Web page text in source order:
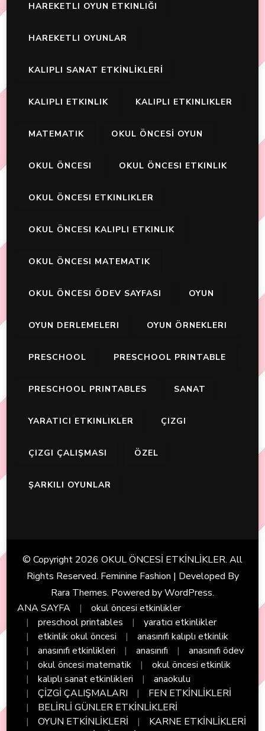
HAREKETLI OYUN ETKINLIĞI
HAREKETLI OYUNLAR
KALIPLI SANAT ETKİNLİKLERİ
KALIPLI ETKINLIK KALIPLI ETKINLIKLER
MATEMATIK OKUL ÖNCESİ OYUN
OKUL ÖNCESI OKUL ÖNCESI ETKINLIK
OKUL ÖNCESI ETKINLIKLER
OKUL ÖNCESI KALIPLI ETKINLIK
OKUL ÖNCESI MATEMATIK
OKUL ÖNCESI ÖDEV SAYFASI OYUN
OYUN DERLEMELERI OYUN ÖRNEKLERI
PRESCHOOL PRESCHOOL PRINTABLE
PRESCHOOL PRINTABLES SANAT
YARATICI ETKINLIKLER ÇIZGI
ÇIZGI ÇALIŞMASI ÖZEL
ŞARKILI OYUNLAR
© Copyright 2026 OKUL ÖNCESİ ETKİNLİKLER. All
Rights Reserved. Feminine Fashion | Developed By
Rara Themes. Powered byWordPress.
ANA SAYFA
okul öncesi etkinlikler
preschool printables
yaratıcı etkinlikler
etkinlik okul öncesi
anasınıfı kalıplı etkinlik
anasınıfı etkinlikleri
anasınıfı
anasınıfı ödev
okul öncesi matematik
okul öncesi etkinlik
kalıplı sanat etkinlikleri
anaokulu
ÇİZGİ ÇALIŞMALARI
FEN ETKİNLİKLERİ
BELİRLİ GÜNLER ETKİNLİKLERİ
OYUN ETKİNLİKLERİ
KARNE ETKİNLİKLERİ